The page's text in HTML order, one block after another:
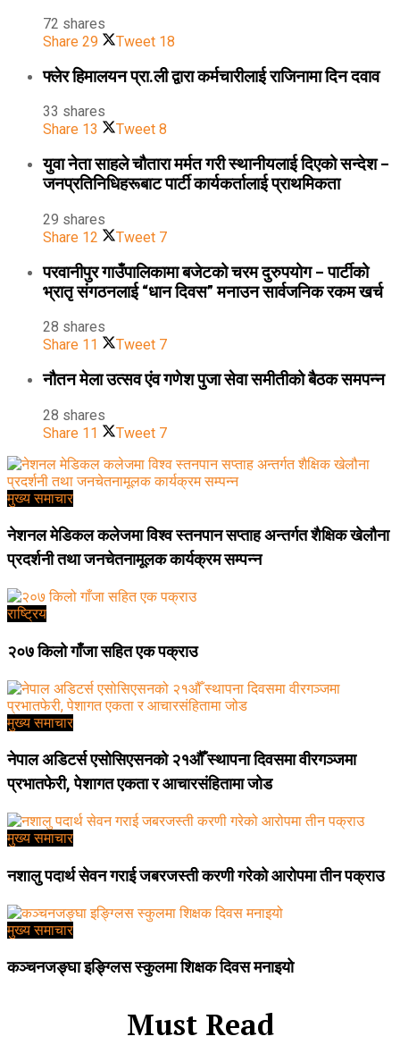
72 shares
Share 29 Tweet 18
फ्लेर हिमालयन प्रा.ली द्वारा कर्मचारीलाई राजिनामा दिन दवाव
33 shares
Share 13 Tweet 8
युवा नेता साहले चौतारा मर्मत गरी स्थानीयलाई दिएको सन्देश –
जनप्रतिनिधिहरूबाट पार्टी कार्यकर्तालाई प्राथमिकता
29 shares
Share 12 Tweet 7
परवानीपुर गाउँपालिकामा बजेटको चरम दुरुपयोग – पार्टीको
भ्रातृ संगठनलाई “धान दिवस” मनाउन सार्वजनिक रकम खर्च
28 shares
Share 11 Tweet 7
नौतन मेला उत्सव एंव गणेश पुजा सेवा समीतीको बैठक समपन्न
28 shares
Share 11 Tweet 7
मुख्य समाचार
नेशनल मेडिकल कलेजमा विश्व स्तनपान सप्ताह अन्तर्गत शैक्षिक खेलौना
प्रदर्शनी तथा जनचेतनामूलक कार्यक्रम सम्पन्न
राष्ट्रिय
२०७ किलो गाँजा सहित एक पक्राउ
मुख्य समाचार
नेपाल अडिटर्स एसोसिएसनको २१औँ स्थापना दिवसमा वीरगञ्जमा
प्रभातफेरी, पेशागत एकता र आचारसंहितामा जोड
मुख्य समाचार
नशालु पदार्थ सेवन गराई जबरजस्ती करणी गरेको आरोपमा तीन पक्राउ
मुख्य समाचार
कञ्चनजङ्घा इङ्ग्लिस स्कुलमा शिक्षक दिवस मनाइयो
Must Read